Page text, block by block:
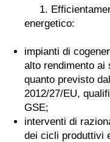
1.
energetico:
impianti di
alto rendimento ai
quanto previsto
2012/27/EU,
GSE;
interventi di
dei cicli produttivi